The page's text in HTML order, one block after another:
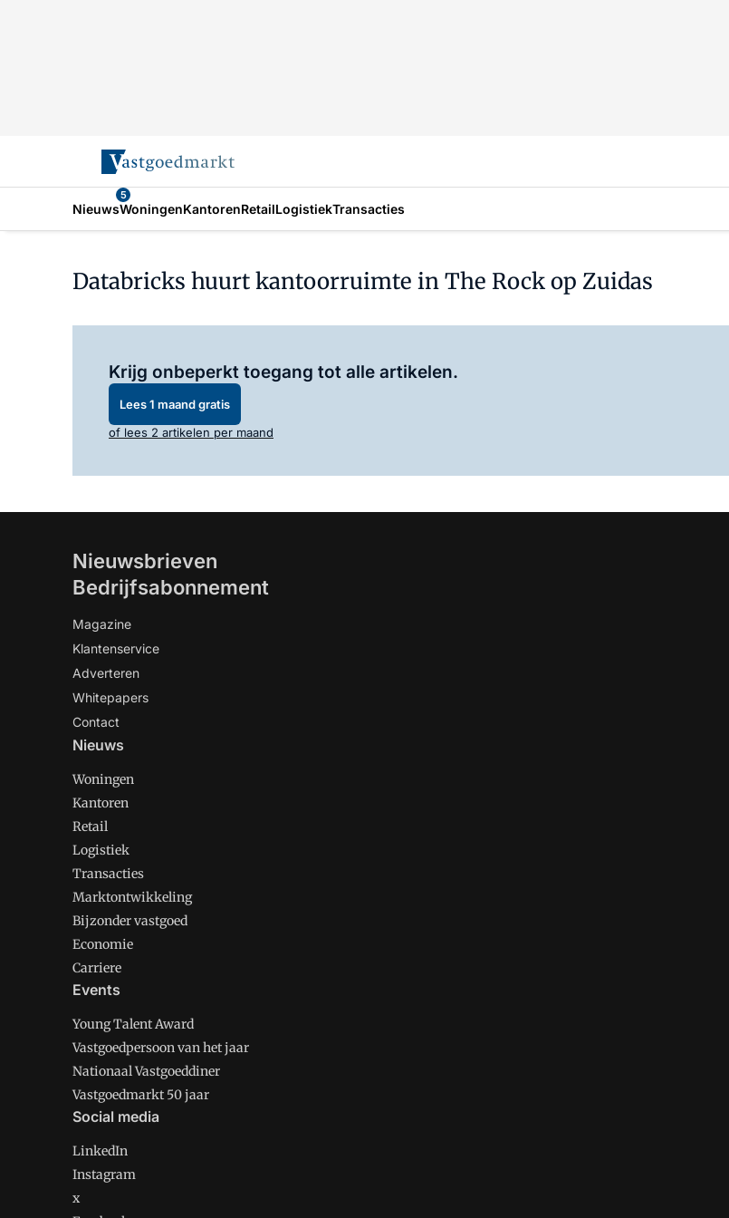
Nieuws
5
WoningenKantorenRetailLogistiekTransacties
Databricks huurt kantoorruimte in The Rock op Zuidas
Krijg onbeperkt toegang tot alle artikelen.
Lees 1 maand gratis
of lees 2 artikelen per maand
Nieuwsbrieven
Bedrijfsabonnement
Magazine
Klantenservice
Adverteren
Whitepapers
Contact
Nieuws
Woningen
Kantoren
Retail
Logistiek
Transacties
Marktontwikkeling
Bijzonder vastgoed
Economie
Carriere
Events
Young Talent Award
Vastgoedpersoon van het jaar
Nationaal Vastgoeddiner
Vastgoedmarkt 50 jaar
Social media
LinkedIn
Instagram
x